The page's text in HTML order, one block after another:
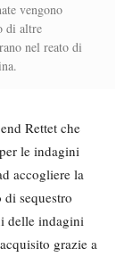
vengono
di altre
nel reato di
Rettet che
le indagini
accogliere la
sequestro
delle indagini
grazie a